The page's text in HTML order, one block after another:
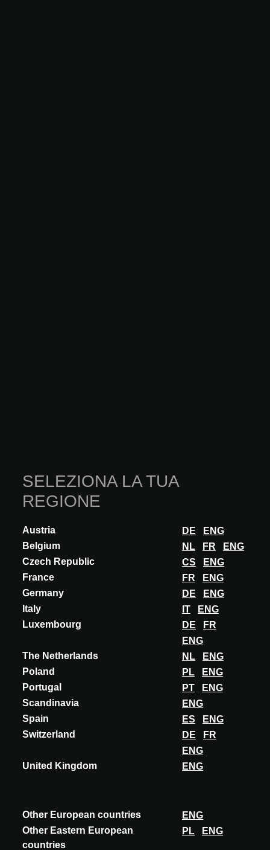
SELEZIONA LA TUA
REGIONE
Austria DE
ENG
Belgium
NL FR
ENG
Czech Republic
CS
ENG
France
FR
ENG
Germany
DE
ENG
Italy
IT
ENG
Luxembourg
DE
FR
ENG
The Netherlands
NL
ENG
Poland
PL
ENG
Portugal
PT
ENG
Scandinavia
ENG
Spain
ES
ENG
Switzerland
DE
FR
ENG
United Kingdom
ENG
Other European countries
ENG
Other Eastern European
countries
PL ENG
INNOVAZIONE
SUPERWIRES SUSPENSION
Formafantasma’s SuperWire is born from the designers’
experimentation with the illuminating filament of LED bulbs, which
they manipulated in its flexibilit...
SCOPRI DI PIÙ